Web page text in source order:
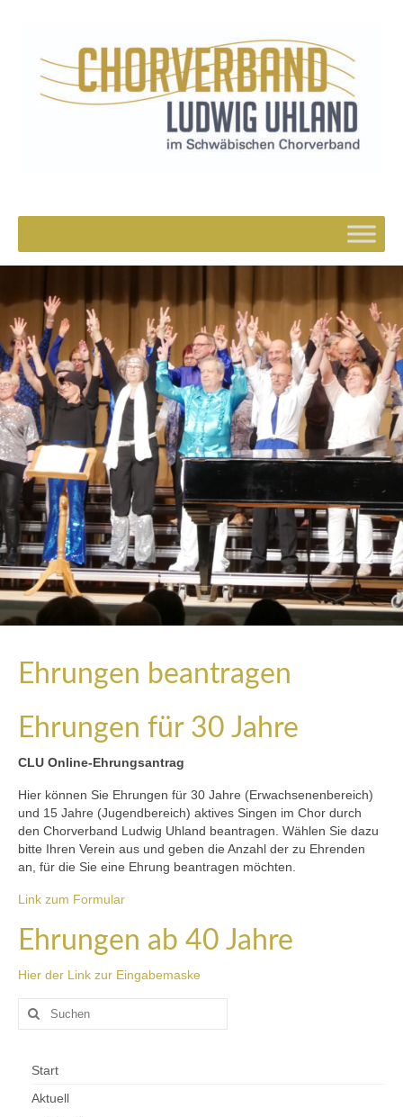
Ehrungen beantragen
Ehrungen für 30 Jahre
CLU Online-Ehrungsantrag
Hier können Sie Ehrungen für 30 Jahre (Erwachsenenbereich)
und 15 Jahre (Jugendbereich) aktives Singen im Chor durch
den Chorverband Ludwig Uhland beantragen. Wählen Sie dazu
bitte Ihren Verein aus und geben die Anzahl der zu Ehrenden
an, für die Sie eine Ehrung beantragen möchten.
Link zum Formular
Ehrungen ab 40 Jahre
Hier der Link zur Eingabemaske
Suchen
nach:
Start
Aktuell